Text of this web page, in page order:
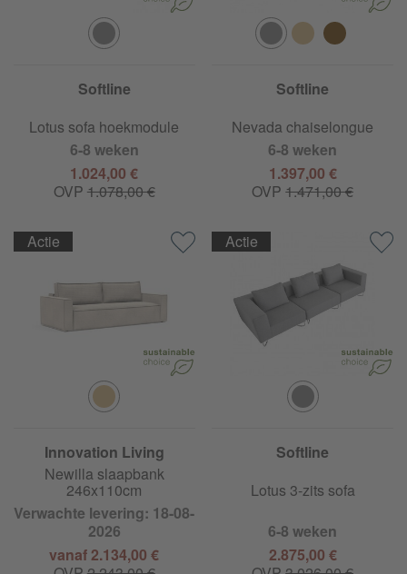
Softline
Lotus sofa hoekmodule
6-8 weken
1.024,00 €
OVP 1.078,00 €
Softline
Nevada chaiselongue
6-8 weken
1.397,00 €
OVP1.471,00 €
Innovation Living
Newilla slaapbank
246x110cm
Verwachte levering: 18-08-
2026
vanaf 2.134,00 €
Actie
Softline
Lotus 3-zits sofa
6-8 weken
2.875,00 €
Actie